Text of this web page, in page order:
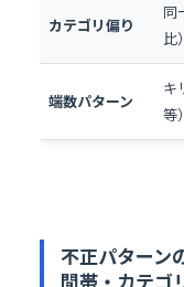
カテゴリ偏り
同
比）
端数パターン
キ
等
不正パターン
間帯・カテゴ